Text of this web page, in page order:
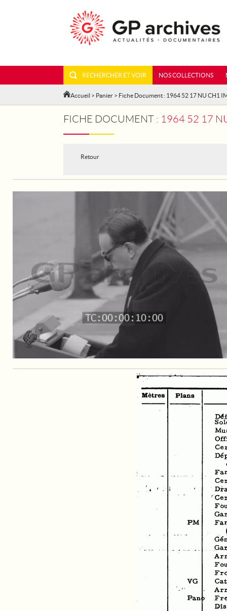
RECHERCHER ET VOIR NOS COLLECTIONS
Accueil > Panier > Fiche Document : 1964 52 17 NU CH1
FICHE DOCUMENT : 1964 52 17
Retour